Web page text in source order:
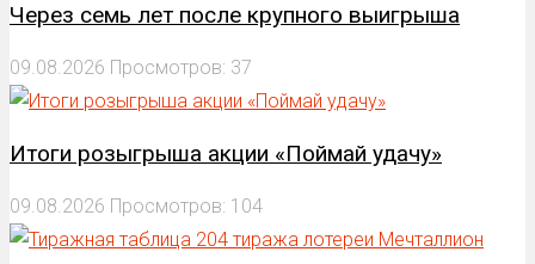
Через семь лет после крупного выигрыша
09.08.2026 Просмотров: 37
Итоги розыгрыша акции «Поймай удачу»
09.08.2026 Просмотров: 104